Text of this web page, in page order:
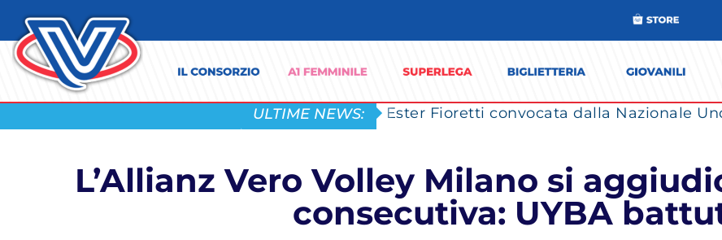
ULTIME NEWS: Ester Fioretti convocata dalla Nazionale
L’Allianz Vero Volley Milano si
consecutiva: UYBA